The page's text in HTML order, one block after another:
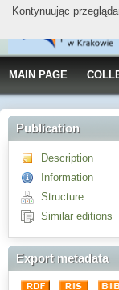
MAIN PAGE
Publication
Description
Information
Structure
Similar editions
Export metadata
Kontynuując